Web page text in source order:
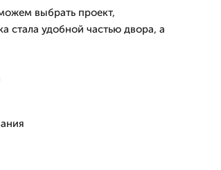
выбрать проект,
стала удобной частью двора, а